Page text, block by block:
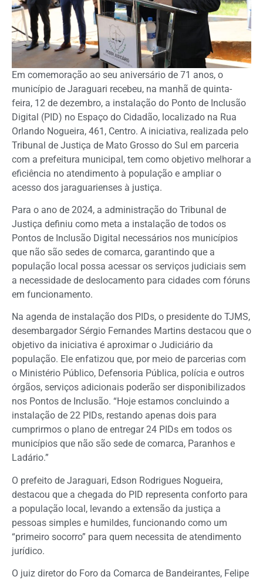
Em comemoração ao seu aniversário de 71 anos, o
município de Jaraguari recebeu, na manhã de quinta-
feira, 12 de dezembro, a instalação do Ponto de Inclusão
Digital (PID) no Espaço do Cidadão, localizado na Rua
Orlando Nogueira, 461, Centro. A iniciativa, realizada pelo
Tribunal de Justiça de Mato Grosso do Sul em parceria
com a prefeitura municipal, tem como objetivo melhorar a
eficiência no atendimento à população e ampliar o
acesso dos jaraguarienses à justiça.
Para o ano de 2024, a administração do Tribunal de
Justiça definiu como meta a instalação de todos os
Pontos de Inclusão Digital necessários nos municípios
que não são sedes de comarca, garantindo que a
população local possa acessar os serviços judiciais sem
a necessidade de deslocamento para cidades com fóruns
em funcionamento.
Na agenda de instalação dos PIDs, o presidente do TJMS,
desembargador Sérgio Fernandes Martins destacou que o
objetivo da iniciativa é aproximar o Judiciário da
população. Ele enfatizou que, por meio de parcerias com
o Ministério Público, Defensoria Pública, polícia e outros
órgãos, serviços adicionais poderão ser disponibilizados
nos Pontos de Inclusão. “Hoje estamos concluindo a
instalação de 22 PIDs, restando apenas dois para
cumprirmos o plano de entregar 24 PIDs em todos os
municípios que não são sede de comarca, Paranhos e
Ladário.”
O prefeito de Jaraguari, Edson Rodrigues Nogueira,
destacou que a chegada do PID representa conforto para
a população local, levando a extensão da justiça a
pessoas simples e humildes, funcionando como um
“primeiro socorro” para quem necessita de atendimento
jurídico.
O juiz diretor do Foro da Comarca de Bandeirantes, Felipe